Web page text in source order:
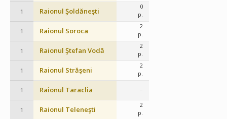
1 Raionul Şoldăneşti
0
p.
1 Raionul Soroca
2
p.
1 Raionul Ştefan Vodă
2
p.
1 Raionul Străşeni
2
p.
1 Raionul Taraclia –
1 Raionul Teleneşti
2
p.